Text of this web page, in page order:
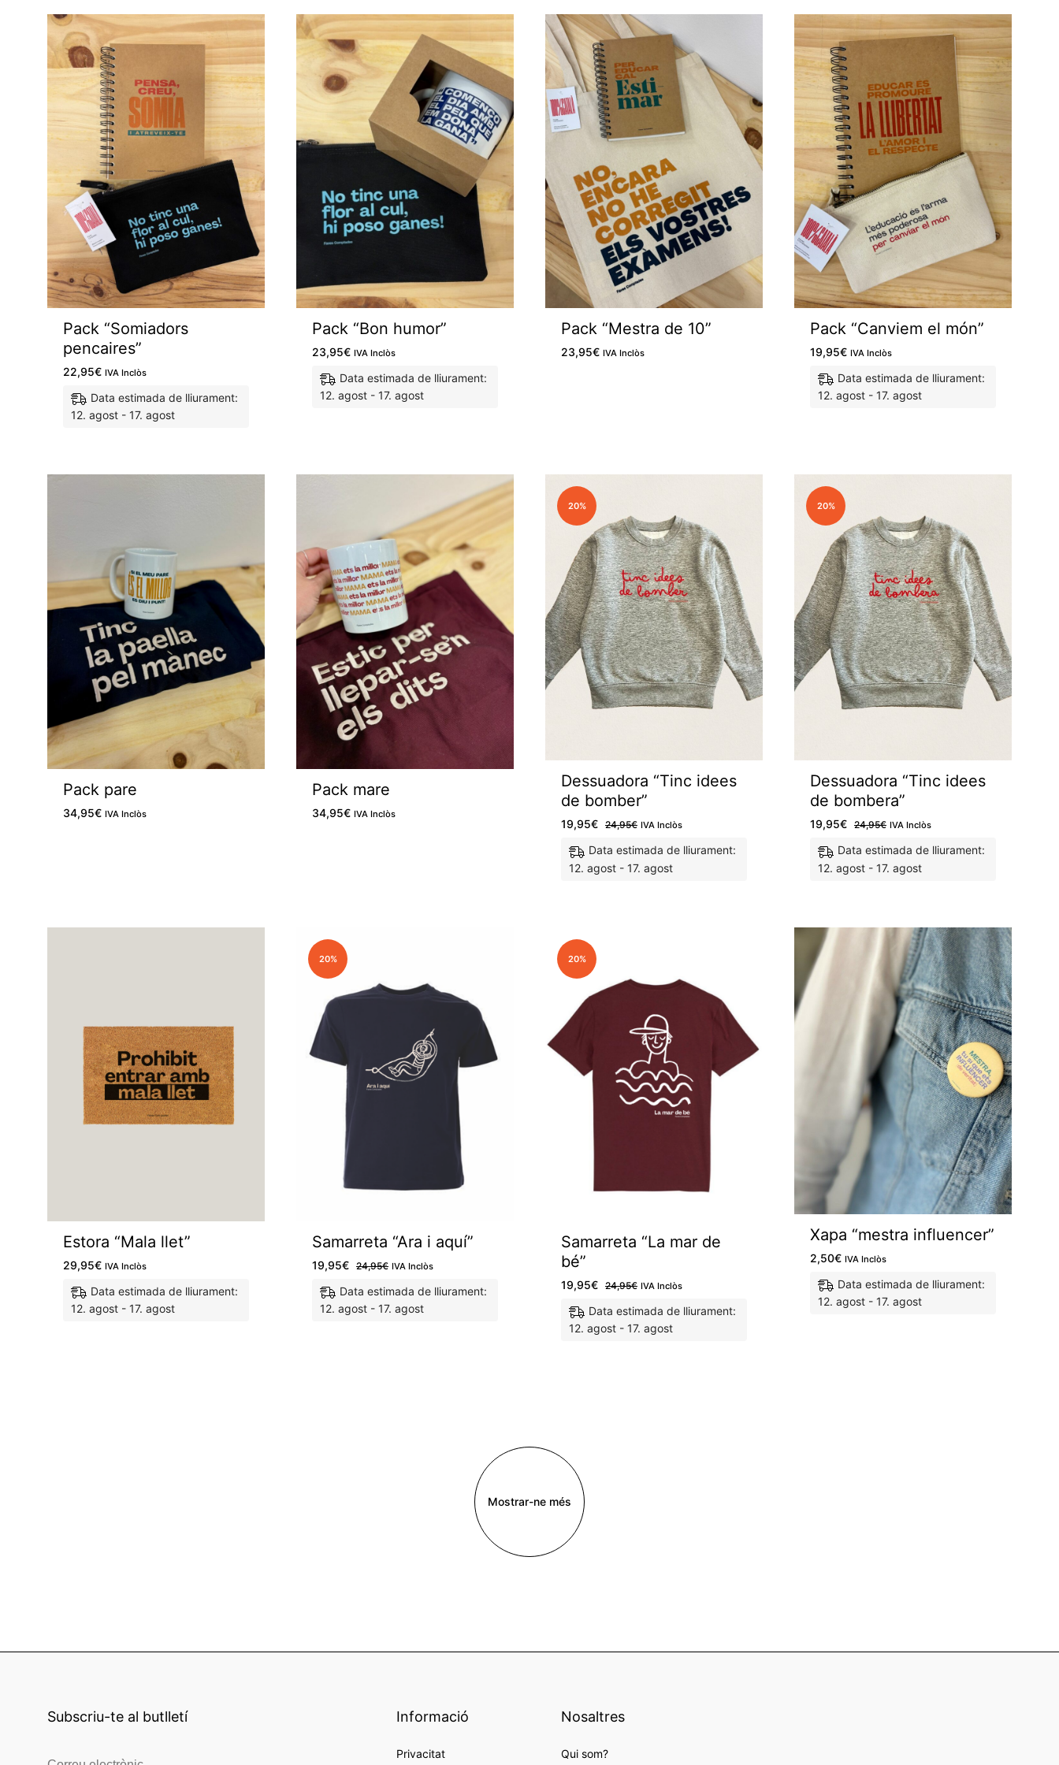
Clauers
M'agrada M'agrada M'agrada
Pack “Somiadors
pencaires”
22,95€ IVA Inclòs
Data estimada de lliurament:
12. agost - 17. agost
Pack “Bon humor”
23,95€ IVA Inclòs
Data estimada de lliurament:
12. agost - 17. agost
Pack “Mestra de 10”
23,95€ IVA Inclòs
Pack “Canviem el món”
19,95€ IVA Inclòs
Data estimada de lliurament:
12. agost - 17. agost
Pack pare
34,95€ IVA Inclòs
Pack mare
34,95€ IVA Inclòs
20%
Dessuadora “Tinc idees
de bomber”
19,95€ 24,95€ IVA Inclòs
Data estimada de lliurament:
12. agost - 17. agost
M'agrada
20%
Dessuadora “Tinc idees
de bombera”
19,95€ 24,95€ IVA Inclòs
Data estimada de lliurament:
12. agost - 17. agost
M'agrada
Estora “Mala llet”
29,95€ IVA Inclòs
Data estimada de lliurament:
12. agost - 17. agost
20%
Samarreta “Ara i aquí”
19,95€ 24,95€ IVA Inclòs
Data estimada de lliurament:
12. agost - 17. agost
20%
Samarreta “La mar de
bé”
19,95€ 24,95€ IVA Inclòs
Data estimada de lliurament:
12. agost - 17. agost
Xapa “mestra influencer”
2,50€ IVA Inclòs
Data estimada de lliurament:
12. agost - 17. agost
Mostrar-ne més
Subscriu-te al butlletí Informació
Privacitat
Nosaltres
Qui som?